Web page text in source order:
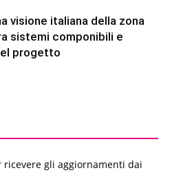
visione italiana della zona
sistemi componibili e
progetto
gli aggiornamenti dai